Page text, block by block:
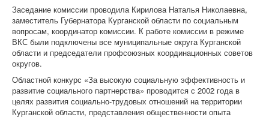
Вестник Профсоюза "ДААЗ"
Газета "АВТОТОР"
Видеовыпуски новостей
Голос Профсоюза ЧООП
Конкурсы
Заседание комиссии проводила Кирилова Наталья Николаевна,
заместитель Губернатора Курганской области по социальным
вопросам, координатор комиссии. К работе комиссии в режиме
ВКС были подключены все муниципальные округа Курганской
области и председатели профсоюзных координационных советов
округов.
Областной конкурс «За высокую социальную эффективность и
развитие социального партнерства» проводится с 2002 года в
целях развития социально-трудовых отношений на территории
Курганской области, представления общественности опыта